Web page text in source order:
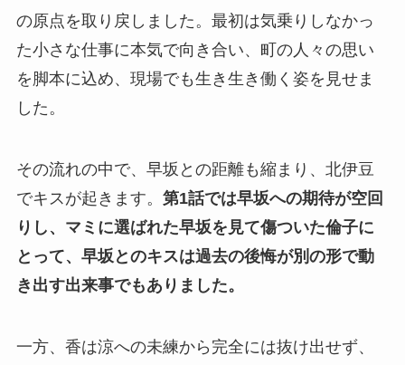
の原点を取り戻しました。最初は気乗りしなかっ
た小さな仕事に本気で向き合い、町の人々の思い
を脚本に込め、現場でも生き生き働く姿を見せま
した。
その流れの中で、早坂との距離も縮まり、北伊豆
でキスが起きます。 第1話では早坂への期待が空回
りし、マミに選ばれた早坂を見て傷ついた倫子に
とって、早坂とのキスは過去の後悔が別の形で動
き出す出来事でもありました。
一方、香は涼への未練から完全には抜け出せず、